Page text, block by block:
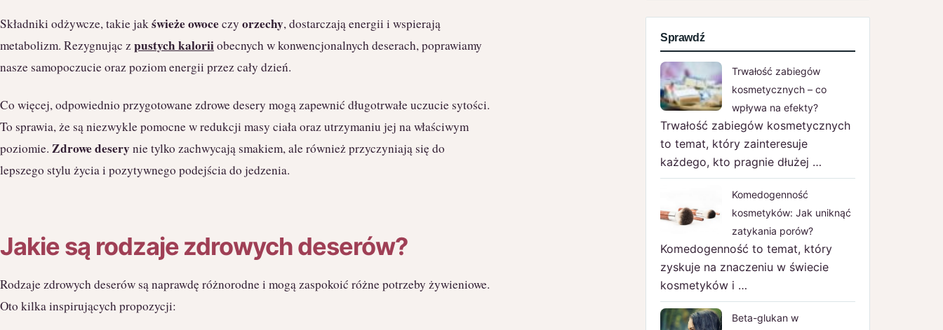
Składniki odżywcze, takie jak świeże owoceczy orzechy, dostarczają energii i wspierają
metabolizm. Rezygnując zpustych kaloriiobecnych w konwencjonalnych deserach, poprawiamy
nasze samopoczucie oraz poziom energii przez cały dzień.
Co więcej, odpowiednio przygotowane zdrowe desery mogą zapewnić długotrwałe uczucie sytości.
To sprawia, że są niezwykle pomocne w redukcji masy ciała oraz utrzymaniu jej na właściwym
poziomie. Zdrowe deserynie tylko zachwycają smakiem, ale również przyczyniają się do
lepszego stylu życia i pozytywnego podejścia do jedzenia.
Jakie są rodzaje zdrowych deserów?
Rodzaje zdrowych deserów są naprawdę różnorodne i mogą zaspokoić różne potrzeby żywieniowe.
Oto kilka inspirujących propozycji:
Sprawdź
Trwałość zabiegów
kosmetycznych – co
wpływa na efekty?
Trwałość zabiegów kosmetycznych
to temat, który zainteresuje
każdego, kto pragnie dłużej …
Komedogenność
kosmetyków: Jak uniknąć
zatykania porów?
Komedogenność to temat, który
zyskuje na znaczeniu w świecie
kosmetyków i …
Beta-glukan w